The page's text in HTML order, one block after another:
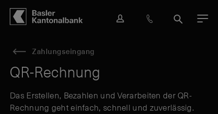
Hauptbereich
Inhalt
navigation
Suche
M
L
H
o
n
S
Zahlungseingang
QR-Rechnung
Das Erstellen, Bezahlen und Verarbeiten der QR-
Rechnung geht einfach, schnell und zuverlässig.